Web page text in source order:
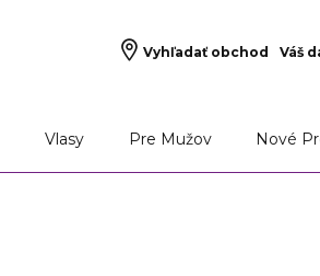
Vyhľadať obchod Váš
Vlasy Pre Mužov Nové